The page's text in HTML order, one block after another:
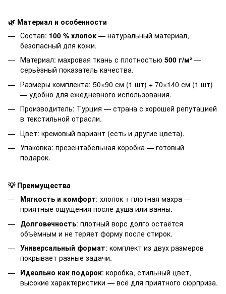
🌿 Материал и особенности
Состав: 100 % хлопок — натуральный материал,
безопасный для кожи.
Материал: махровая ткань с плотностью 500 г/м² —
серьёзный показатель качества.
Размеры комплекта: 50×90 см (1 шт) + 70×140 см (1 шт)
— удобно для ежедневного использования.
Производитель: Турция — страна с хорошей репутацией
в текстильной отрасли.
Цвет: кремовый вариант (есть и другие цвета).
Упаковка: презентабельная коробка — готовый
подарок.
💡 Преимущества
Мягкость и комфорт: хлопок + плотная махра —
приятные ощущения после душа или ванны.
Долговечность: плотный ворс долго остаётся
объёмным и не теряет форму после стирок.
Универсальный формат: комплект из двух размеров
покрывает разные задачи.
Идеально как подарок: коробка, стильный цвет,
высокие характеристики — всё для приятного сюрприза.